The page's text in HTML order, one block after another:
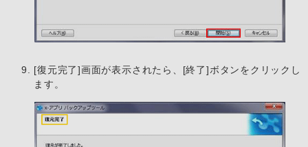
[復元完了]画面が表示されたら、[終了]ボタンをクリックし
ます。